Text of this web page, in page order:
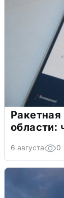
области:
6 августа 0